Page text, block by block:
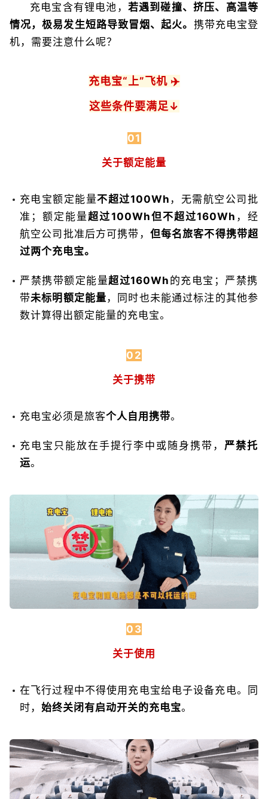
充电宝含有锂电池， 若遇到碰撞、挤压、高温等
情况，极易发生短路导致冒烟、起火。 携带充电宝登
机，需要注意什么呢？
充电宝“上”飞机 ✈️
这些条件要满足↓
01
关于额定能量
充电宝额定能量不超过100Wh ，无需航空公司批
准；额定能量超过100Wh但不超过160Wh ，经
航空公司批准后方可携带， 但每名旅客不得携带超
过两个充电宝。
严禁携带额定能量超过160Wh 的充电宝；严禁携
带未标明额定能量 ，同时也未能通过标注的其他参
数计算得出额定能量的充电宝。
02
关于携带
充电宝必须是旅客个人自用携带。
充电宝只能放在手提行李中或随身携带， 严禁托
运。
03
关于使用
在飞行过程中不得使用充电宝给电子设备充电。同
时， 始终关闭有启动开关的充电宝。